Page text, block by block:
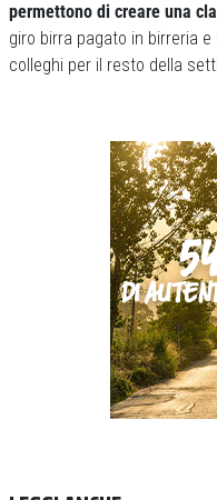
permettono di creare una
giro birra pagato in birreria
colleghi per il resto della
Previous